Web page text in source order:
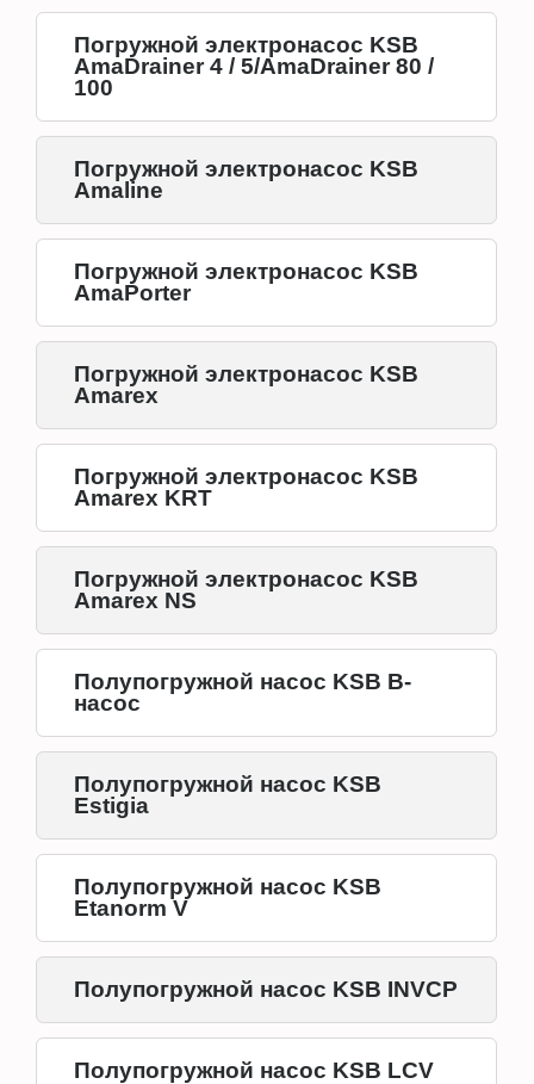
Погружной электронасос KSB
AmaDrainer 4 / 5/AmaDrainer 80 /
100
Погружной электронасос KSB
Amaline
Погружной электронасос KSB
AmaPorter
Погружной электронасос KSB
Amarex
Погружной электронасос KSB
Amarex KRT
Погружной электронасос KSB
Amarex NS
Полупогружной насос KSB B-
насос
Полупогружной насос KSB
Estigia
Полупогружной насос KSB
Etanorm V
Полупогружной насос KSB INVCP
Полупогружной насос KSB LCV